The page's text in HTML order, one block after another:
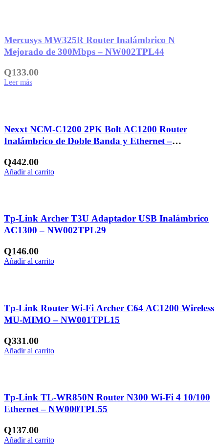
Mercusys MW325R Router Inalámbrico N
Mejorado de 300Mbps – NW002TPL44
Q133.00
Leer más
Nexxt NCM-C1200 2PK Bolt AC1200 Router
Inalámbrico de Doble Banda y Ethernet –
Q442.00
Añadir al carrito
Tp-Link Archer T3U Adaptador USB Inalámbrico
AC1300 – NW002TPL29
Q146.00
Añadir al carrito
Tp-Link Router Wi-Fi Archer C64 AC1200 Wireless
MU-MIMO – NW001TPL15
Q331.00
Añadir al carrito
Tp-Link TL-WR850N Router N300 Wi-Fi 4 10/100
Ethernet – NW000TPL55
Q137.00
Añadir al carrito